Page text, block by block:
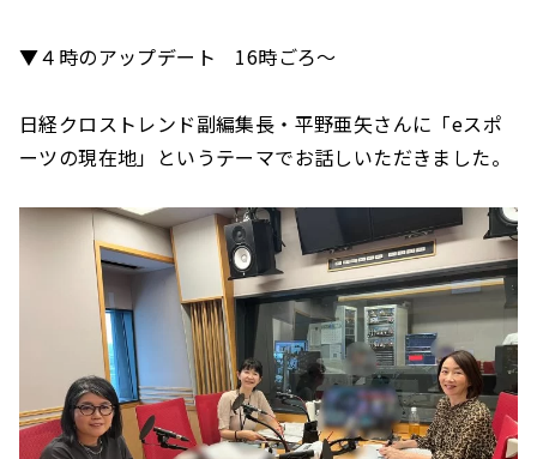
▼４時のアップデート 16時ごろ～
日経クロストレンド副編集長・平野亜矢さんに「eスポ
ーツの現在地」というテーマでお話しいただきました。